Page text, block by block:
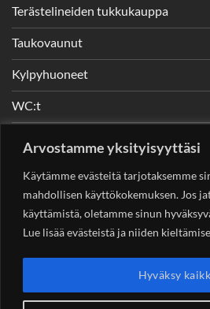
Arvostamme yksityisyyttäsi
Käytämme evästeitä tarjotaksemme
mahdollisen käyttökokemuksen. Jos
käyttämistä, oletamme sinun
Lue lisää evästeistä ja niiden
Hyväksy
Terästelineiden tukkukauppa
Taukovaunut
Kylpyhuoneet
WC:t
YHTEYSTIEDOT
Helsingin Rakennuskonevuokraus
00890 Helsinki 0400 99 53 63